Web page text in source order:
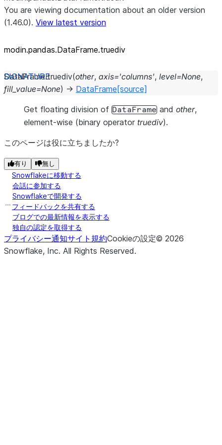
You are viewing documentation about an older version
(1.46.0). View latest version
modin.pandas.DataFrame.truediv
DataFrame.truediv(other, axis='columns', level=None,
fill_value=None) → DataFrame [source]
Get floating division of DataFrame and other,
element-wise (binary operator truediv).
このページは役に立ちましたか?
有り 無し
Snowflakeに移動する
会話に参加する
Snowflakeで開発する
フィードバックを共有する
ブログでの最新情報を表示する
独自の認定を取得する
プライバシー通知サイト規約Cookieの設定© 2026
Snowflake, Inc. All Rights Reserved.